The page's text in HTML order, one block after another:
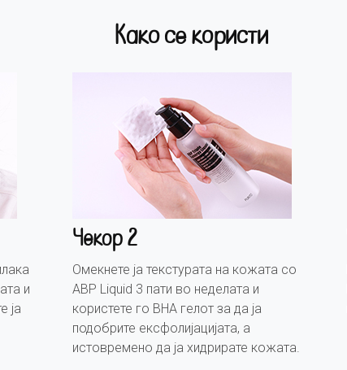
Како се користи
и
ја
Чекор 2
Омекнете ја текстурата на кожата со
ABP Liquid 3 пати во неделата и
користете го BHA гелот за да ја
подобрите ексфолијацијата, а
истовремено да ја хидрирате кожата.